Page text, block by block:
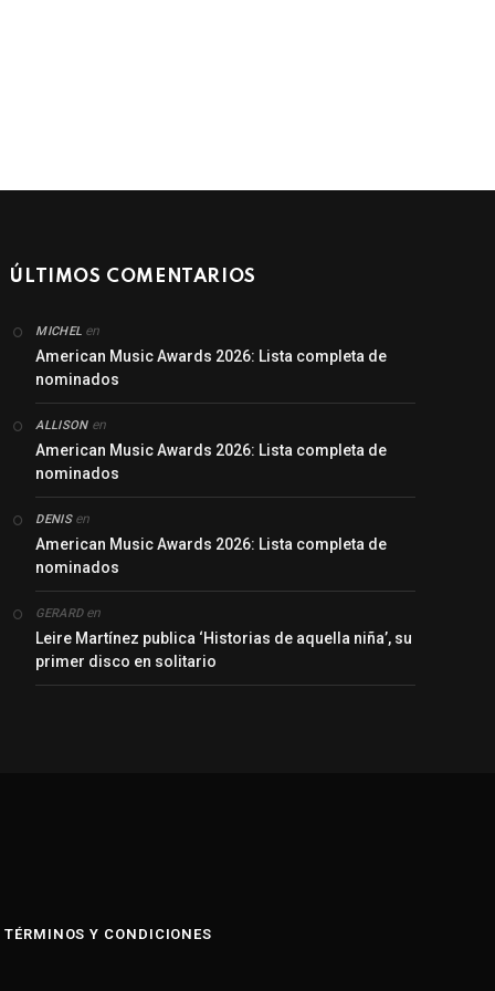
ÚLTIMOS COMENTARIOS
MICHEL en
American Music Awards 2026: Lista completa de
nominados
ALLISONen
American Music Awards 2026: Lista completa de
nominados
DENISen
American Music Awards 2026: Lista completa de
nominados
GERARDen
Leire Martínez publica ‘Historias de aquella niña’, su
primer disco en solitario
TÉRMINOS Y CONDICIONES